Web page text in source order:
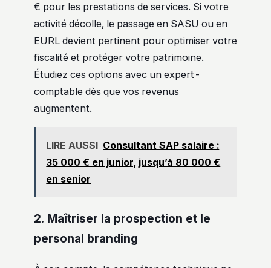
€ pour les prestations de services. Si votre
activité décolle, le passage en SASU ou en
EURL devient pertinent pour optimiser votre
fiscalité et protéger votre patrimoine.
Étudiez ces options avec un expert-
comptable dès que vos revenus
augmentent.
LIRE AUSSI Consultant SAP salaire :
35 000 € en junior, jusqu’à 80 000 €
en senior
2. Maîtriser la prospection et le
personal branding